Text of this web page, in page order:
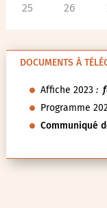
25 26
DOCUMENTS À
Affiche 2023:
Programme
Communiqué